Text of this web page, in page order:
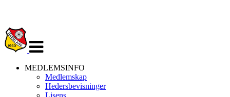
navigasjon
MEDLEMSINFO
Medlemskap
Hedersbevisninger
Lisens